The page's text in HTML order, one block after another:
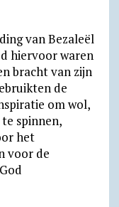
van Bezaleël
hiervoor waren
bracht van zijn
de
om wol,
spinnen,
het
voor de